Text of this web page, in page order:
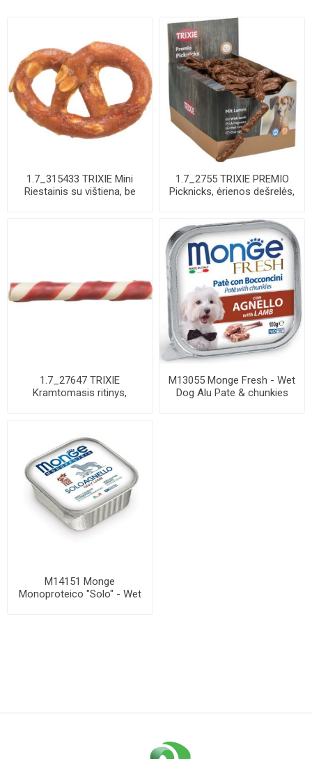
1.7_315433 TRIXIE Mini
Riestainis su vištiena, be
1.7_2755 TRIXIE PREMIO
Picknicks, ėrienos dešrelės,
1.7_27647 TRIXIE
Kramtomasis ritinys,
M13055 Monge Fresh - Wet
Dog Alu Pate & chunkies
M14151 Monge
Monoproteico "Solo" - Wet